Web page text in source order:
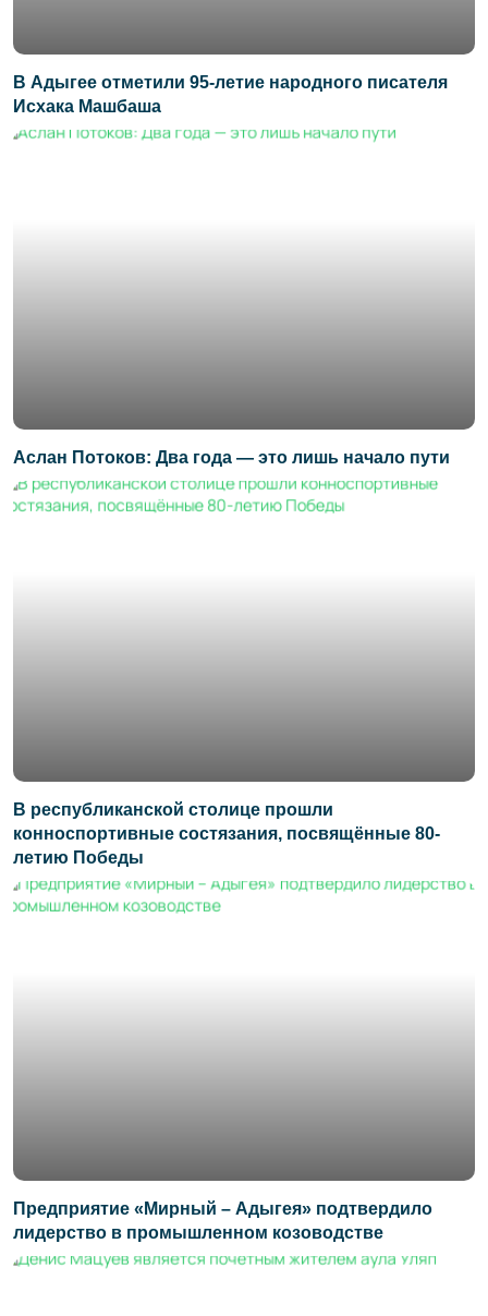
В Адыгее отметили 95-летие народного писателя
Исхака Машбаша
Аслан Потоков: Два года — это лишь начало пути
В республиканской столице прошли
конноспортивные состязания, посвящённые 80-
летию Победы
Предприятие «Мирный – Адыгея» подтвердило
лидерство в промышленном козоводстве